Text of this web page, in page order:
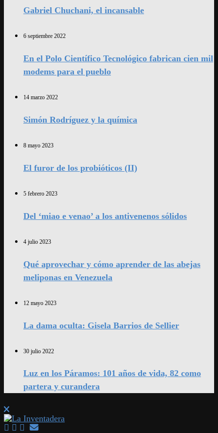
Gabriel Chuchani, el incansable
6 septiembre 2022
En el Polo Científico Tecnológico fabrican cien mil
modems para el pueblo
14 marzo 2022
Simón Rodríguez y la química
8 mayo 2023
El furor de los probióticos (II)
5 febrero 2023
Del ‘miao e venao’ a los antivenenos sólidos
4 julio 2023
Qué aprovechar y cómo aprender de las abejas
meliponas en Venezuela
12 mayo 2023
La dama oculta: Gisela Barrios de Sellier
30 julio 2022
Luz en los Páramos: 101 años de vida, 82 como
partera y curandera